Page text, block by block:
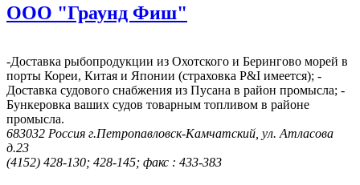
ООО "Граунд Фиш"
-Доставка рыбопродукции из Охотского и Берингово морей в
порты Кореи, Китая и Японии (страховка P&I имеется); -
Доставка судового снабжения из Пусана в район промысла; -
Бункеровка ваших судов товарным топливом в районе
промысла.
683032 Россия г.Петропавловск-Камчатский, ул. Атласова
д.23
(4152) 428-130; 428-145; факс : 433-383